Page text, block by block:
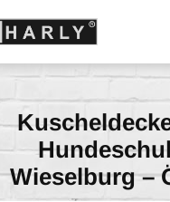
Wieselburg –